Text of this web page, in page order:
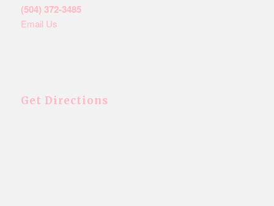
(504) 372-3485
Email Us
Get Directions